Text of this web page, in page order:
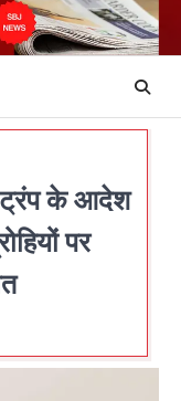
के आदेश
पर